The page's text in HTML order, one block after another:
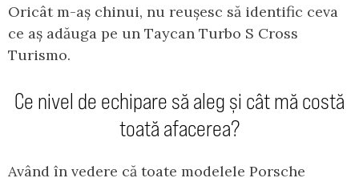
Oricât m-aș chinui, nu reușesc să identific ceva
ce aș adăuga pe un Taycan Turbo S Cross
Turismo.
Ce nivel de echipare să aleg și cât mă costă
toată afacerea?
Având în vedere că toate modelele Porsche